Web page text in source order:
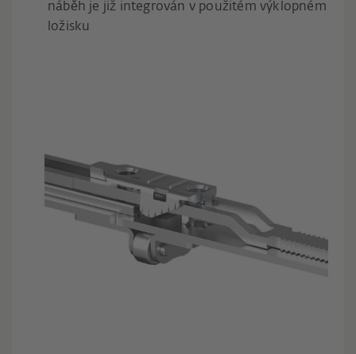
náběh je již integrován v použitém výklopném
ložisku